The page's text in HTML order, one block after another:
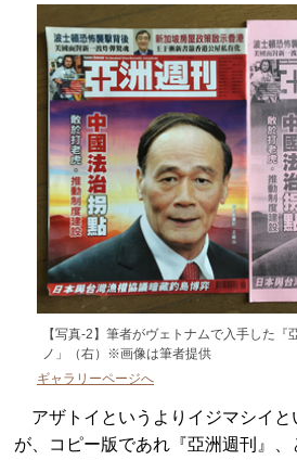
【写真-2】筆者がヴェトナムで入手した『
ノ」（右）※画像は筆者提供
ギャラリーページへ
アザトイというよりイジマシイと
が、コピー版であれ『亞洲週刊』